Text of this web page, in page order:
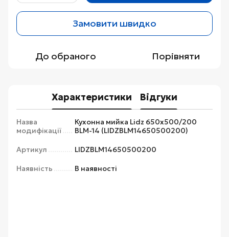
Замовити швидко
До обраного Порівняти
Характеристики Відгуки
Назва
модифікації
Кухонна мийка Lidz 650x500/200
BLM-14 (LIDZBLM14650500200)
Артикул LIDZBLM14650500200
Наявність В наявності